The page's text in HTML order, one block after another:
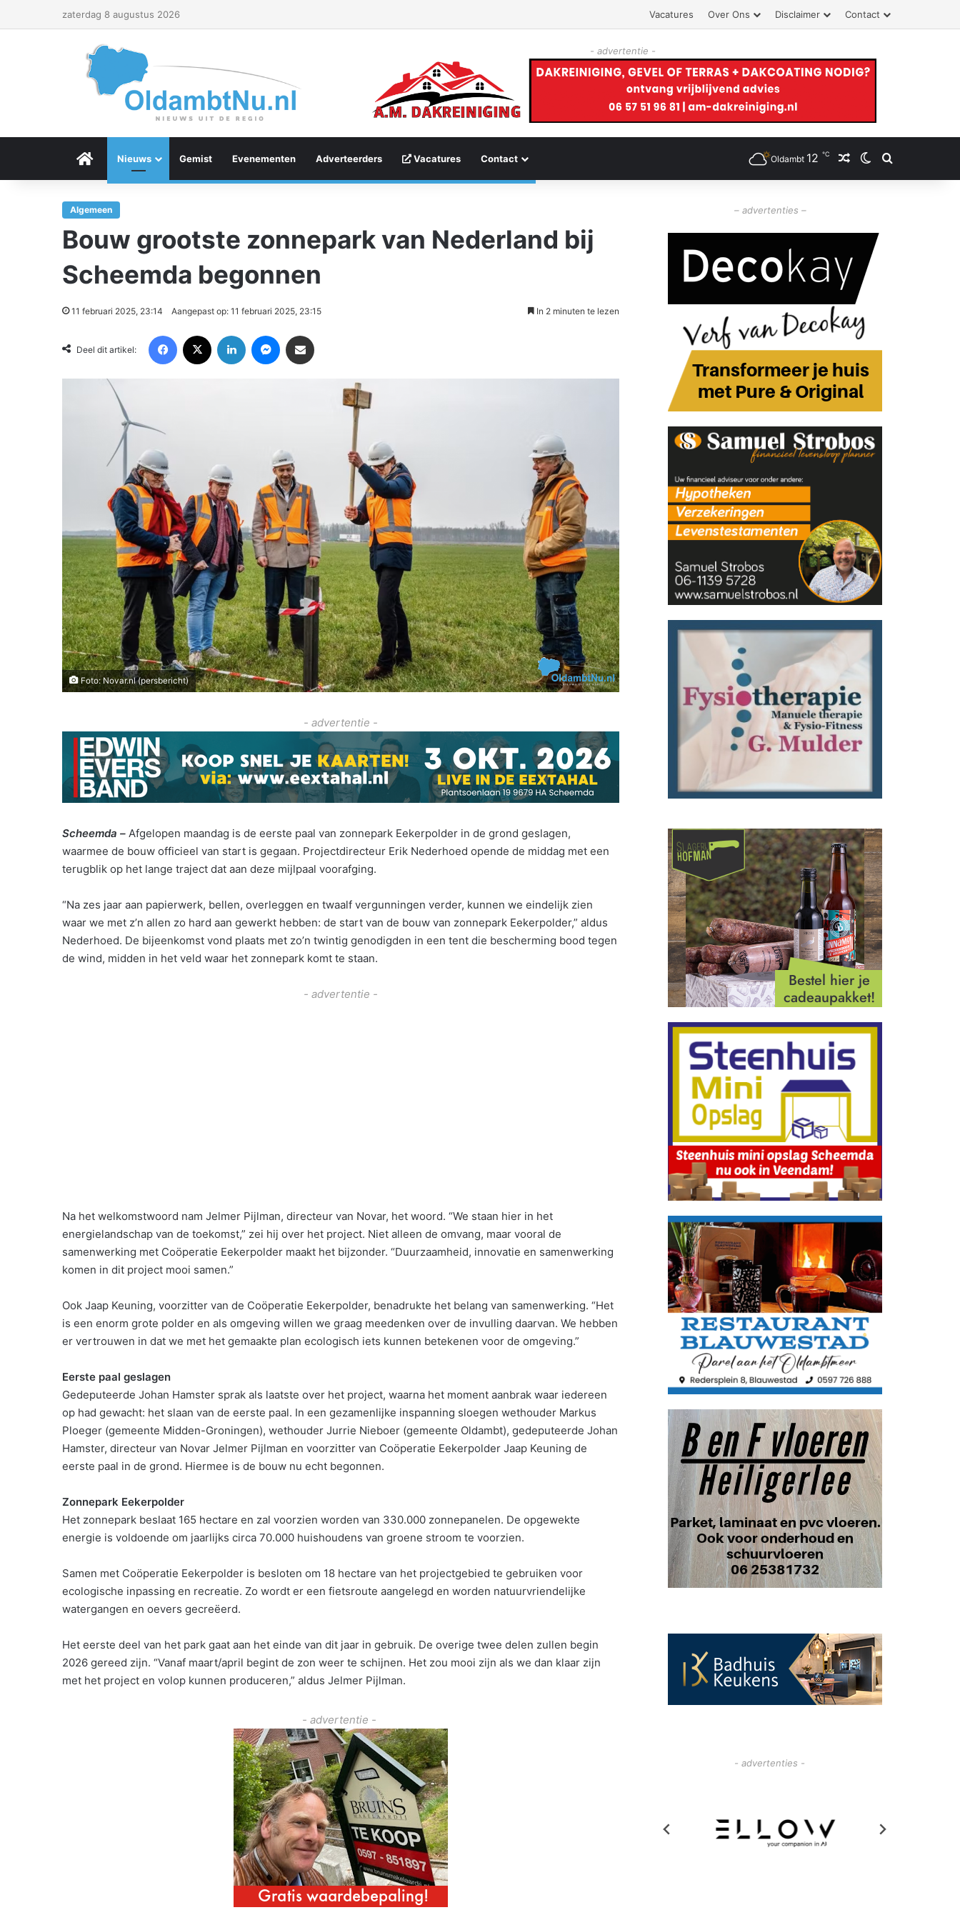
zaterdag 8 augustus 2026 Vacatures Over Ons Disclaimer Contact
- advertentie -
Menu Item
Nieuws Gemist Evenementen Adverteerders Vacatures Contact Oldambt 12 ℃ Willekeurig artikel
Switch skin
Zoeken
Algemeen
Bouw grootste zonnepark van Nederland bij
Scheemda begonnen
11 februari 2025, 23:14 Aangepast op: 11 februari 2025, 23:15 In 2 minuten te lezen
Deel dit artikel:
Foto: Novar.nl (persbericht)
- advertentie -
Scheemda – Afgelopen maandag is de eerste paal van zonnepark Eekerpolder in de grond geslagen,
waarmee de bouw officieel van start is gegaan. Projectdirecteur Erik Nederhoed opende de middag met een
terugblik op het lange traject dat aan deze mijlpaal voorafging.
“Na zes jaar aan papierwerk, bellen, overleggen en twaalf vergunningen verder, kunnen we eindelijk zien
waar we met z’n allen zo hard aan gewerkt hebben: de start van de bouw van zonnepark Eekerpolder,” aldus
Nederhoed. De bijeenkomst vond plaats met zo’n twintig genodigden in een tent die bescherming bood tegen
de wind, midden in het veld waar het zonnepark komt te staan.
- advertentie -
Na het welkomstwoord nam Jelmer Pijlman, directeur van Novar, het woord. “We staan hier in het
energielandschap van de toekomst,” zei hij over het project. Niet alleen de omvang, maar vooral de
samenwerking met Coöperatie Eekerpolder maakt het bijzonder. “Duurzaamheid, innovatie en samenwerking
komen in dit project mooi samen.”
Ook Jaap Keuning, voorzitter van de Coöperatie Eekerpolder, benadrukte het belang van samenwerking. “Het
is een enorm grote polder en als omgeving willen we graag meedenken over de invulling daarvan. We hebben
er vertrouwen in dat we met het gemaakte plan ecologisch iets kunnen betekenen voor de omgeving.”
Eerste paal geslagen
Gedeputeerde Johan Hamster sprak als laatste over het project, waarna het moment aanbrak waar iedereen
op had gewacht: het slaan van de eerste paal. In een gezamenlijke inspanning sloegen wethouder Markus
Ploeger (gemeente Midden-Groningen), wethouder Jurrie Nieboer (gemeente Oldambt), gedeputeerde Johan
Hamster, directeur van Novar Jelmer Pijlman en voorzitter van Coöperatie Eekerpolder Jaap Keuning de
eerste paal in de grond. Hiermee is de bouw nu echt begonnen.
Zonnepark Eekerpolder
Het zonnepark beslaat 165 hectare en zal voorzien worden van 330.000 zonnepanelen. De opgewekte
energie is voldoende om jaarlijks circa 70.000 huishoudens van groene stroom te voorzien.
Samen met Coöperatie Eekerpolder is besloten om 18 hectare van het projectgebied te gebruiken voor
ecologische inpassing en recreatie. Zo wordt er een fietsroute aangelegd en worden natuurvriendelijke
watergangen en oevers gecreëerd.
Het eerste deel van het park gaat aan het einde van dit jaar in gebruik. De overige twee delen zullen begin
2026 gereed zijn. “Vanaf maart/april begint de zon weer te schijnen. Het zou mooi zijn als we dan klaar zijn
met het project en volop kunnen produceren,” aldus Jelmer Pijlman.
- advertentie -
– advertenties –
- advertenties -